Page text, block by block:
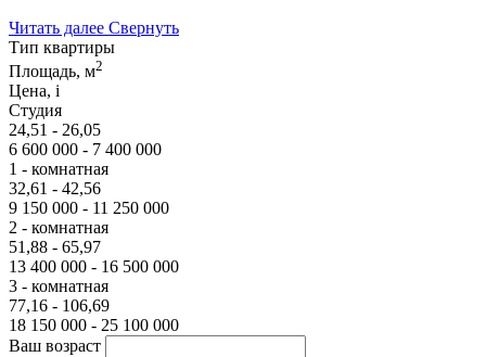
Читать далее Свернуть
Тип квартиры
Площадь, м2
Цена, i
Студия
24,51 - 26,05
6 600 000 - 7 400 000
1 - комнатная
32,61 - 42,56
9 150 000 - 11 250 000
2 - комнатная
51,88 - 65,97
13 400 000 - 16 500 000
3 - комнатная
77,16 - 106,69
18 150 000 - 25 100 000
Ваш возраст